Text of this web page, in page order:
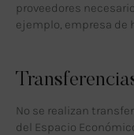
proveedores
ejemplo, empresa de
No se realizan
del Espacio